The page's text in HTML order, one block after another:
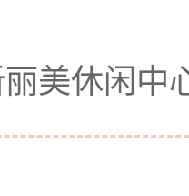
丽美休闲中